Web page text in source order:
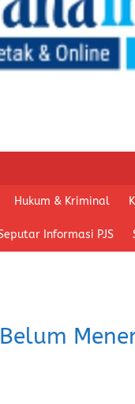
Hukum & Kriminal
Informasi PJS